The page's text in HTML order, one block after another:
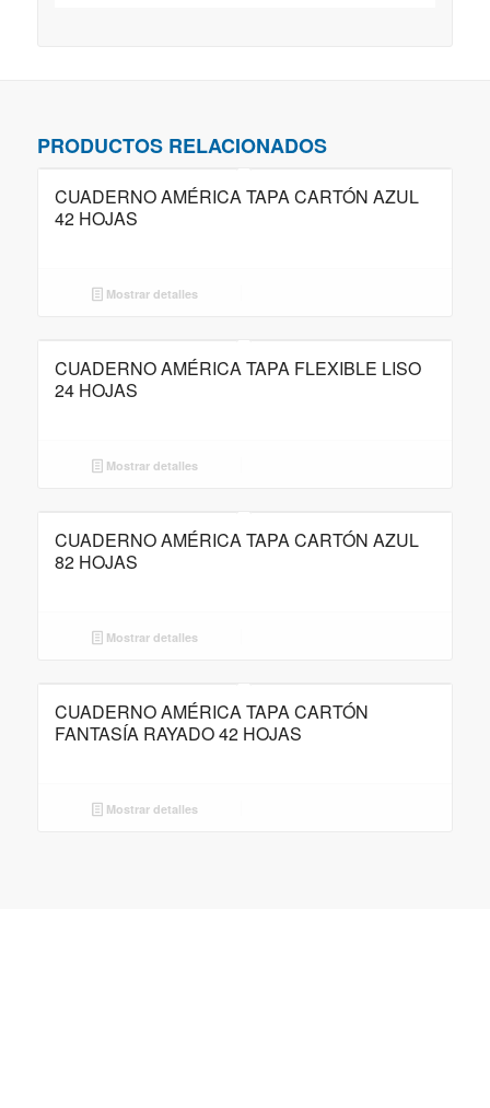
PRODUCTOS RELACIONADOS
CUADERNO AMÉRICA TAPA CARTÓN AZUL
42 HOJAS
Mostrar detalles
CUADERNO AMÉRICA TAPA FLEXIBLE LISO
24 HOJAS
Mostrar detalles
CUADERNO AMÉRICA TAPA CARTÓN AZUL
82 HOJAS
Mostrar detalles
CUADERNO AMÉRICA TAPA CARTÓN
FANTASÍA RAYADO 42 HOJAS
Mostrar detalles